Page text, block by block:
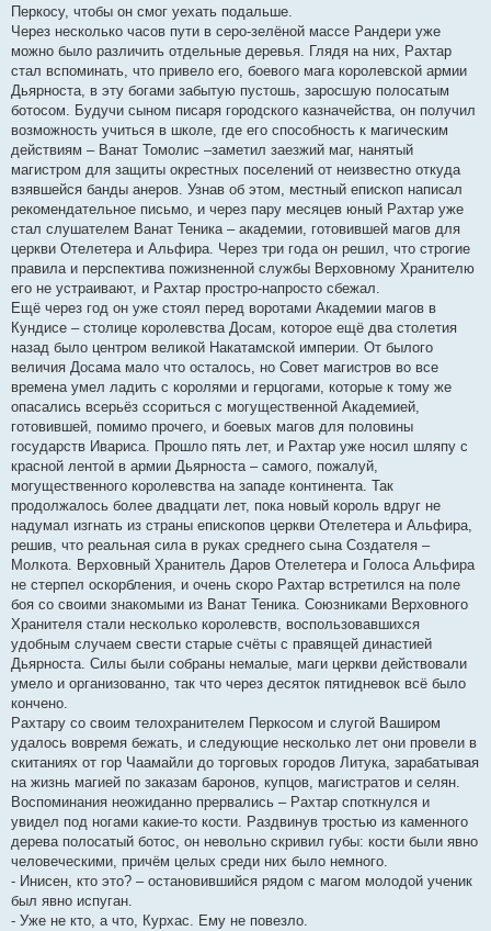
Перкосу, чтобы он смог уехать подальше.
Через несколько часов пути в серо-зелёной массе Рандери уже
можно было различить отдельные деревья. Глядя на них, Рахтар
стал вспоминать, что привело его, боевого мага королевской армии
Дьярноста, в эту богами забытую пустошь, заросшую полосатым
ботосом. Будучи сыном писаря городского казначейства, он получил
возможность учиться в школе, где его способность к магическим
действиям – Ванат Томолис –заметил заезжий маг, нанятый
магистром для защиты окрестных поселений от неизвестно откуда
взявшейся банды анеров. Узнав об этом, местный епископ написал
рекомендательное письмо, и через пару месяцев юный Рахтар уже
стал слушателем Ванат Теника – академии, готовившей магов для
церкви Отелетера и Альфира. Через три года он решил, что строгие
правила и перспектива пожизненной службы Верховному Хранителю
его не устраивают, и Рахтар простро-напросто сбежал.
Ещё через год он уже стоял перед воротами Академии магов в
Кундисе – столице королевства Досам, которое ещё два столетия
назад было центром великой Накатамской империи. От былого
величия Досама мало что осталось, но Совет магистров во все
времена умел ладить с королями и герцогами, которые к тому же
опасались всерьёз ссориться с могущественной Академией,
готовившей, помимо прочего, и боевых магов для половины
государств Ивариса. Прошло пять лет, и Рахтар уже носил шляпу с
красной лентой в армии Дьярноста – самого, пожалуй,
могущественного королевства на западе континента. Так
продолжалось более двадцати лет, пока новый король вдруг не
надумал изгнать из страны епископов церкви Отелетера и Альфира,
решив, что реальная сила в руках среднего сына Создателя –
Молкота. Верховный Хранитель Даров Отелетера и Голоса Альфира
не стерпел оскорбления, и очень скоро Рахтар встретился на поле
боя со своими знакомыми из Ванат Теника. Союзниками Верховного
Хранителя стали несколько королевств, воспользовавшихся
удобным случаем свести старые счёты с правящей династией
Дьярноста. Силы были собраны немалые, маги церкви действовали
умело и организованно, так что через десяток пятидневок всё было
кончено.
Рахтару со своим телохранителем Перкосом и слугой Ваширом
удалось вовремя бежать, и следующие несколько лет они провели в
скитаниях от гор Чаамайли до торговых городов Литука, зарабатывая
на жизнь магией по заказам баронов, купцов, магистратов и селян.
Воспоминания неожиданно прервались – Рахтар споткнулся и
увидел под ногами какие-то кости. Раздвинув тростью из каменного
дерева полосатый ботос, он невольно скривил губы: кости были явно
человеческими, причём целых среди них было немного.
- Инисен, кто это? – остановившийся рядом с магом молодой ученик
был явно испуган.
- Уже не кто, а что, Курхас. Ему не повезло.